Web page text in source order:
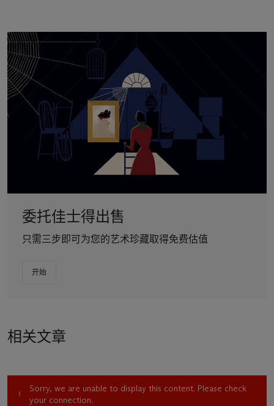
委托佳士得出售
只需三步即可为您的艺术珍藏取得免费估值
开始
相关文章
Sorry, we are unable to display this content. Please check
your connection.